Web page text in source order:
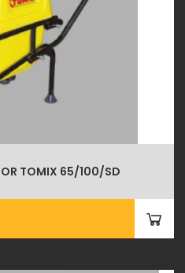
TOMIX 65/100/SD